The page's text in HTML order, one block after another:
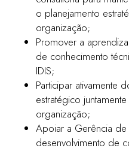
o planejamento
organização;
Promover a
de conhecimento
IDIS;
Participar ativamente
estratégico
organização;
Apoiar a Gerência
desenvolvimento de